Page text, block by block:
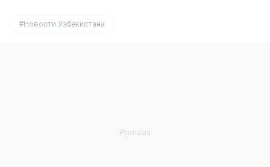
Новости Узбекистана